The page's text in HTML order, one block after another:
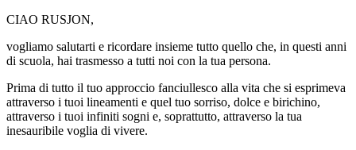
CIAO RUSJON,
vogliamo salutarti e ricordare insieme tutto quello che, in questi anni
di scuola, hai trasmesso a tutti noi con la tua persona.
Prima di tutto il tuo approccio fanciullesco alla vita che si esprimeva
attraverso i tuoi lineamenti e quel tuo sorriso, dolce e birichino,
attraverso i tuoi infiniti sogni e, soprattutto, attraverso la tua
inesauribile voglia di vivere.